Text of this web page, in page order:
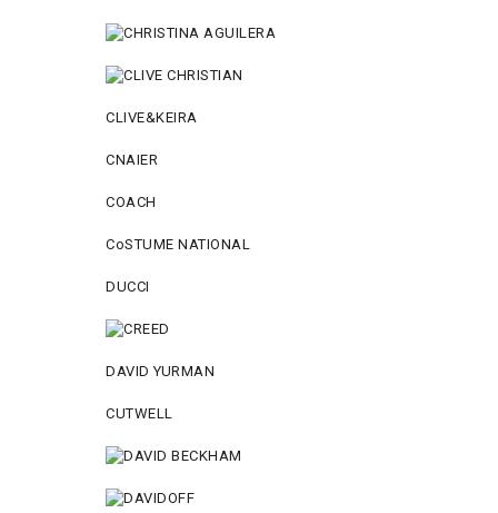
CLIVE&KEIRA
CNAIER
COACH
CoSTUME NATIONAL
DUCCI
DAVID YURMAN
CUTWELL